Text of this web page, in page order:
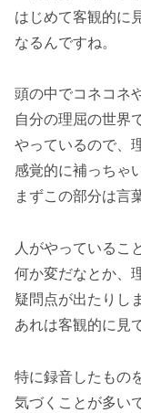
はじめて客観的に
なるんですね。
頭の中でコネコネ
自分の理屈の世界
やっているので、
感覚的に補っちゃ
まずこの部分は言
人がやっているこ
何か変だなとか、
疑問点が出たりし
あれは客観的に見
特に録音したもの
気づくことが多い